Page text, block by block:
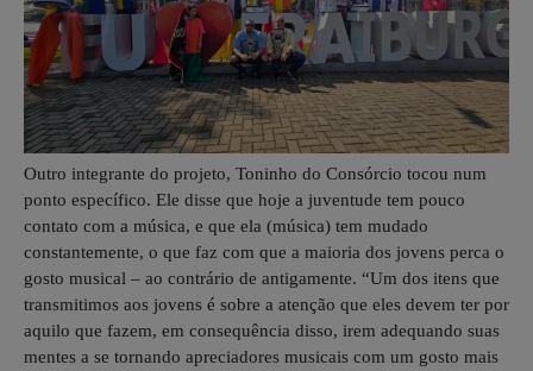
Outro integrante do projeto, Toninho do Consórcio tocou num
ponto específico. Ele disse que hoje a juventude tem pouco
contato com a música, e que ela (música) tem mudado
constantemente, o que faz com que a maioria dos jovens perca o
gosto musical – ao contrário de antigamente. “Um dos itens que
transmitimos aos jovens é sobre a atenção que eles devem ter por
aquilo que fazem, em consequência disso, irem adequando suas
mentes a se tornando apreciadores musicais com um gosto mais